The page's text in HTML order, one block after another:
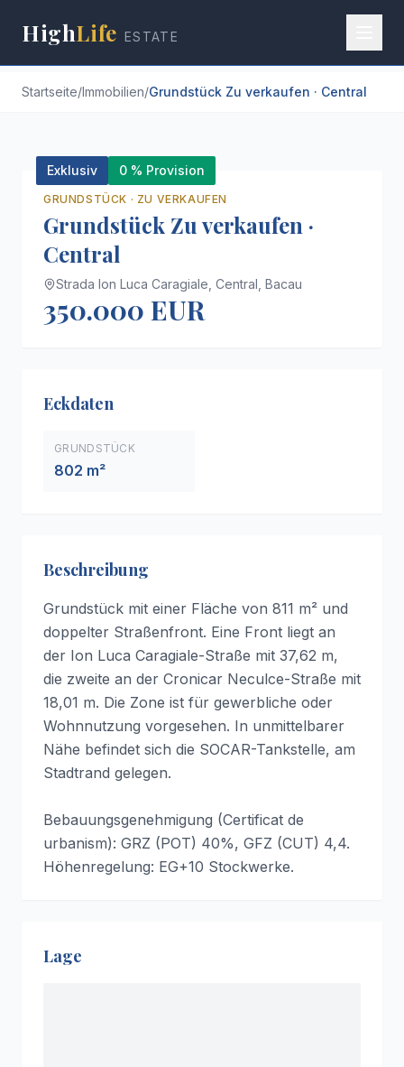
HighLife ESTATE
Startseite/Immobilien/Grundstück Zu verkaufen · Central
Exklusiv
0 % Provision
GRUNDSTÜCK · ZU VERKAUFEN
Grundstück Zu verkaufen ·
Central
Strada Ion Luca Caragiale, Central, Bacau
350.000 EUR
Eckdaten
GRUNDSTÜCK
802 m²
Beschreibung
Grundstück mit einer Fläche von 811 m² und
doppelter Straßenfront. Eine Front liegt an
der Ion Luca Caragiale-Straße mit 37,62 m,
die zweite an der Cronicar Neculce-Straße mit
18,01 m. Die Zone ist für gewerbliche oder
Wohnnutzung vorgesehen. In unmittelbarer
Nähe befindet sich die SOCAR-Tankstelle, am
Stadtrand gelegen.
Bebauungsgenehmigung (Certificat de
urbanism): GRZ (POT) 40%, GFZ (CUT) 4,4.
Höhenregelung: EG+10 Stockwerke.
Lage